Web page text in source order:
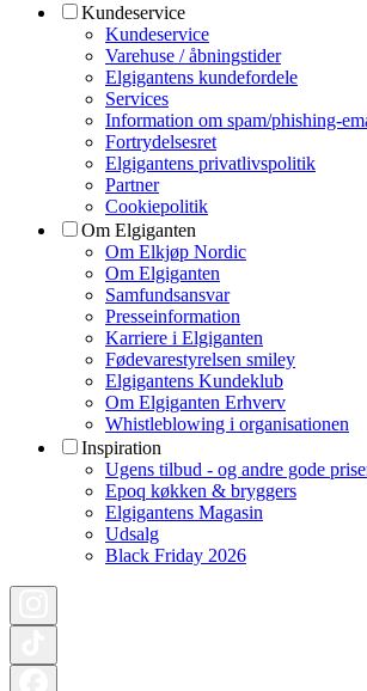
Kundeservice
Kundeservice
Varehuse / åbningstider
Elgigantens kundefordele
Services
Information om spam/phishing-
Fortrydelsesret
Elgigantens privatlivspolitik
Partner
Cookiepolitik
Om Elgiganten
Om Elkjøp Nordic
Om Elgiganten
Samfundsansvar
Presseinformation
Karriere i Elgiganten
Fødevarestyrelsen smiley
Elgigantens Kundeklub
Om Elgiganten Erhverv
Whistleblowing i organisationen
Inspiration
Ugens tilbud - og andre gode
Epoq køkken & bryggers
Elgigantens Magasin
Udsalg
Black Friday 2026